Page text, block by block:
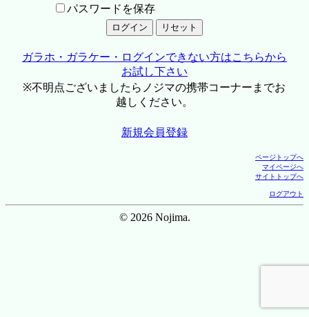
パスワードを保存
ガラホ・ガラケー・ログインできない方はこちらから
お試し下さい
※不明点ございましたらノジマの携帯コーナーまでお
越しください。
新規会員登録
ページトップへ
マイページへ
サイトトップへ
ログアウト
© 2026 Nojima.